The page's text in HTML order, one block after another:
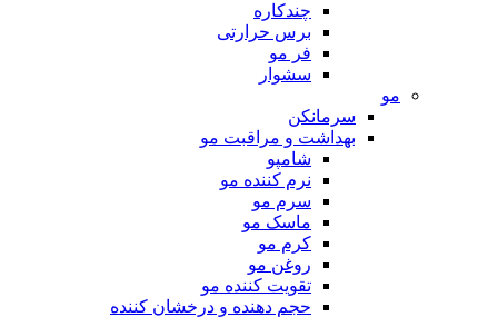
چندکاره
برس حرارتی
فر مو
سشوار
مو
سرمانکن
بهداشت و مراقبت مو
شامپو
نرم کننده مو
سرم مو
ماسک مو
کرم مو
روغن مو
تقویت کننده مو
حجم دهنده و درخشان کننده